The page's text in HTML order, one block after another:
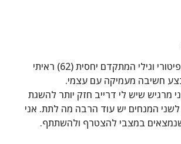
הגעתי בעיקבות פיטורי וגילי המתקדם יחסית (62) ראיתי
חשיבה מעמיקה עם עצמי.
מרגיש שיש לי דרייב חזק יותר להשגת
המנחים יש עוד הרבה מה לתת. אני
במצבי להצטרף ולהשתתף.